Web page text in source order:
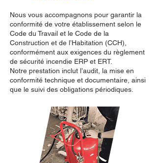
Nous vous accompagnons pour garantir la
conformité de votre établissement selon le
Code du Travail et le Code de la
Construction et de l’Habitation (CCH),
conformément aux exigences du règlement
de sécurité incendie ERP et ERT.
Notre prestation inclut l’audit, la mise en
conformité technique et documentaire, ainsi
que le suivi des obligations périodiques.